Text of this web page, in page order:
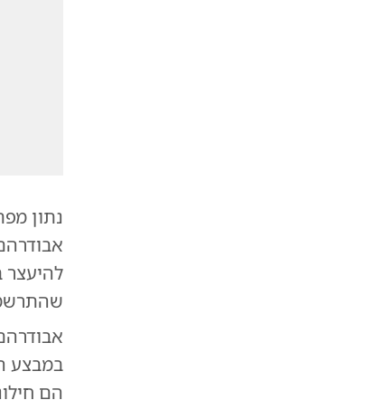
נתון
להיעצר
במבצע
הם חילונים? למעלה